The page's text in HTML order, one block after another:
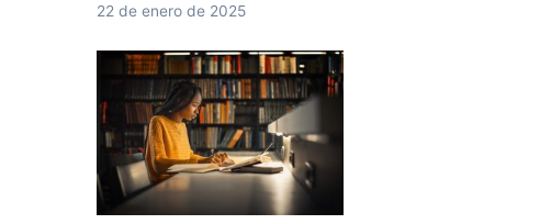
22 de enero de 2025